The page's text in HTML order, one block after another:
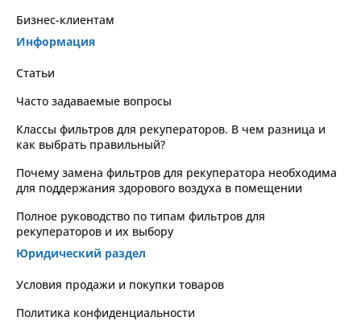
Бизнес-клиентам
Информация
Статьи
Часто задаваемые вопросы
Классы фильтров для рекуператоров. В чем разница и
как выбрать правильный?
Почему замена фильтров для рекуператора необходима
для поддержания здорового воздуха в помещении
Полное руководство по типам фильтров для
рекуператоров и их выбору
Юридический раздел
Условия продажи и покупки товаров
Политика конфиденциальности